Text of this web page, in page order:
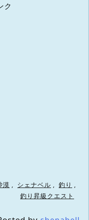
ク
漠 , シェナベル , 釣り ,
釣り昇級クエスト